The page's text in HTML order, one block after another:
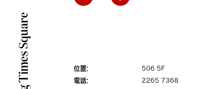
位置:
506 5F
電話:
2265 7368